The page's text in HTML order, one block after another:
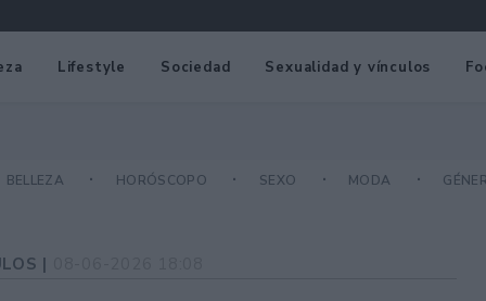
Lifestyle Sociedad Sexualidad y vínculos
BELLEZA HORÓSCOPO SEXO MODA
|